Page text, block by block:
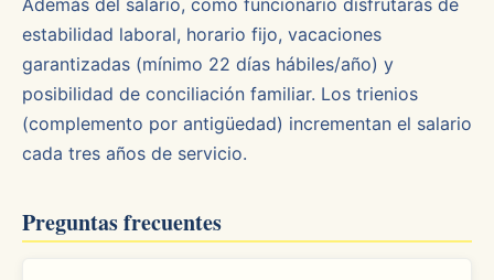
Además del salario, como funcionario disfrutarás de
estabilidad laboral, horario fijo, vacaciones
garantizadas (mínimo 22 días hábiles/año) y
posibilidad de conciliación familiar. Los trienios
(complemento por antigüedad) incrementan el salario
cada tres años de servicio.
Preguntas frecuentes